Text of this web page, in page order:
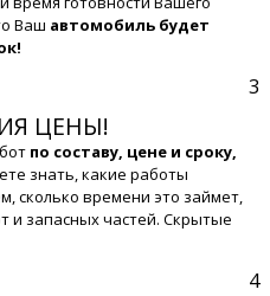
Ваш автомобиль будет
3
ЦЕНЫ!
по составу, цене и сроку,
знать, какие работы
сколько времени это займет,
и запасных частей. Скрытые
4